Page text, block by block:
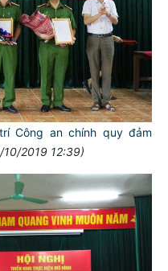
Công an chính quy đảm
10/2019 12:39)